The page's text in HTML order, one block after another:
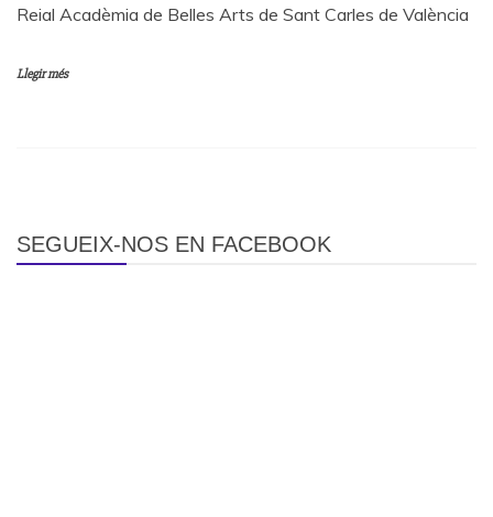
Reial Acadèmia de Belles Arts de Sant Carles de València
Llegir més
SEGUEIX-NOS EN FACEBOOK